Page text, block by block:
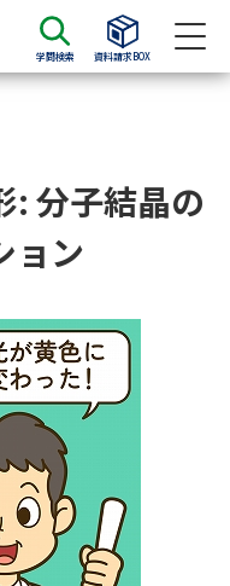
学問検索 資料請求BOX
入学共通テスト利用選抜の
要項＆願書
院の資料請求
: 分子結晶の
ョン